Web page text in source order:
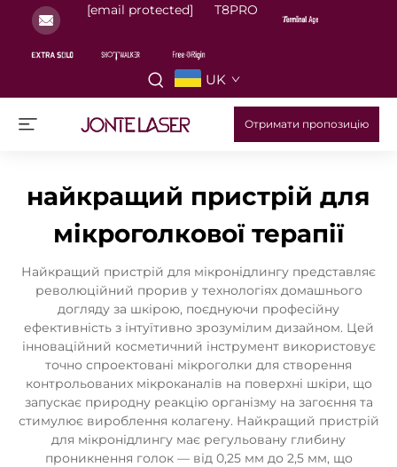
[email protected] T8PRO
UK
Отримати пропозицію
найкращий пристрій для
мікроголкової терапії
Найкращий пристрій для мікронідлингу представляє
революційний прорив у технологіях домашнього
догляду за шкірою, поєднуючи професійну
ефективність з інтуїтивно зрозумілим дизайном. Цей
інноваційний косметичний інструмент використовує
точно спроектовані мікроголки для створення
контрольованих мікроканалів на поверхні шкіри, що
запускає природну реакцію організму на загоєння та
стимулює вироблення колагену. Найкращий пристрій
для мікронідлингу має регульовану глибину
проникнення голок — від 0,25 мм до 2,5 мм, що